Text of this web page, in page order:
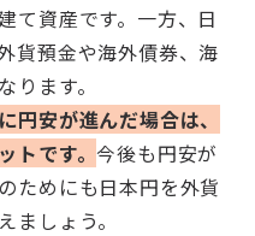
て資産です。一方、日
貨預金や海外債券、海
ります。
円安が進んだ場合は、
トです。今後も円安が
ためにも日本円を外貨
ましょう。